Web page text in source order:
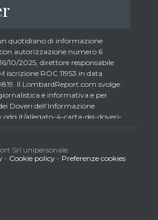
quotidiano di informazione
autorizzazione numero 6
10/2025, direttore responsabile
iscrizione ROC 11953 in data
Il LombardReport.com svolge
e informativa e per
Doveri dell’Informazione
allegato-4-carta-dei-doveri-
di LombardReport.com
non possono detenere i titoli
i collaboratori non giornalisti
allo 0,5% del capitale, gli
dei loro articoli creando così un
con i lettori stessi. L’accesso al
Srl unipersonale.
- Cookie policy - Preferenze cookies